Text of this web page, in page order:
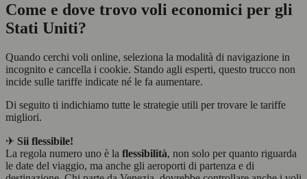
Come e dove trovo voli economici per gli
Stati Uniti?
Quando cerchi voli online, seleziona la modalità di navigazione in
incognito e cancella i cookie. Stando agli esperti, questo trucco non
incide sulle tariffe indicate né le fa aumentare.
Di seguito ti indichiamo tutte le strategie utili per trovare le tariffe
migliori.
✈ Sii flessibile!
La regola numero uno è la flessibilità, non solo per quanto riguarda
le date del viaggio, ma anche gli aeroporti di partenza e di